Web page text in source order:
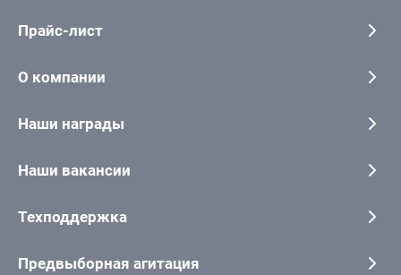
Прайс-лист
О компании
Наши награды
Наши вакансии
Техподдержка
Предвыборная агитация